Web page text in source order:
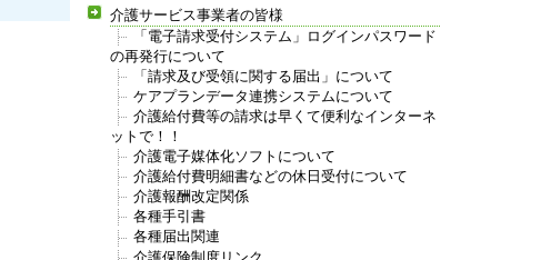
介護サービス事業者の皆様
「電子請求受付システム」ログインパスワード
の再発行について
「請求及び受領に関する届出」について
ケアプランデータ連携システムについて
介護給付費等の請求は早くて便利なインターネ
ットで！！
介護電子媒体化ソフトについて
介護給付費明細書などの休日受付について
介護報酬改定関係
各種手引書
各種届出関連
介護保険制度リンク